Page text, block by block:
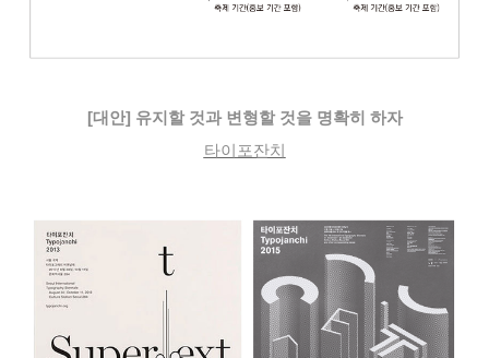
[대안] 유지할 것과 변형할 것을 명확히 하자
타이포잔치